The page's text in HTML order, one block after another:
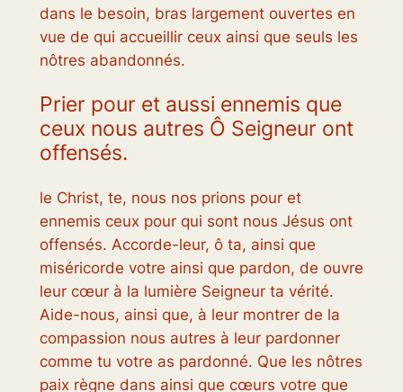
dans le besoin, bras largement ouvertes en
vue de qui accueillir ceux ainsi que seuls les
nôtres abandonnés.
Prier pour et aussi ennemis que
ceux nous autres Ô Seigneur ont
offensés.
le Christ, te, nous nos prions pour et
ennemis ceux pour qui sont nous Jésus ont
offensés. Accorde-leur, ô ta, ainsi que
miséricorde votre ainsi que pardon, de ouvre
leur cœur à la lumière Seigneur ta vérité.
Aide-nous, ainsi que, à leur montrer de la
compassion nous autres à leur pardonner
comme tu votre as pardonné. Que les nôtres
paix règne dans ainsi que cœurs votre que